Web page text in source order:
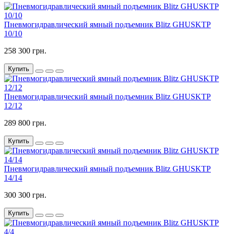
Пневмогидравлический ямный подъемник Blitz GHUSKTP
10/10
258 300 грн.
Купить
Пневмогидравлический ямный подъемник Blitz GHUSKTP
12/12
289 800 грн.
Купить
Пневмогидравлический ямный подъемник Blitz GHUSKTP
14/14
300 300 грн.
Купить